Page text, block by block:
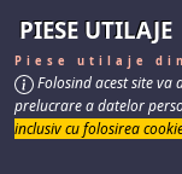
PIESE UTILAJE
Piese utilaje
Folosind acest site
prelucrare a datelor
inclusiv cu folosirea